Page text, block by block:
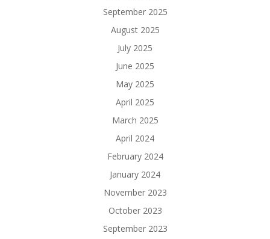
September 2025
August 2025
July 2025
June 2025
May 2025
April 2025
March 2025
April 2024
February 2024
January 2024
November 2023
October 2023
September 2023